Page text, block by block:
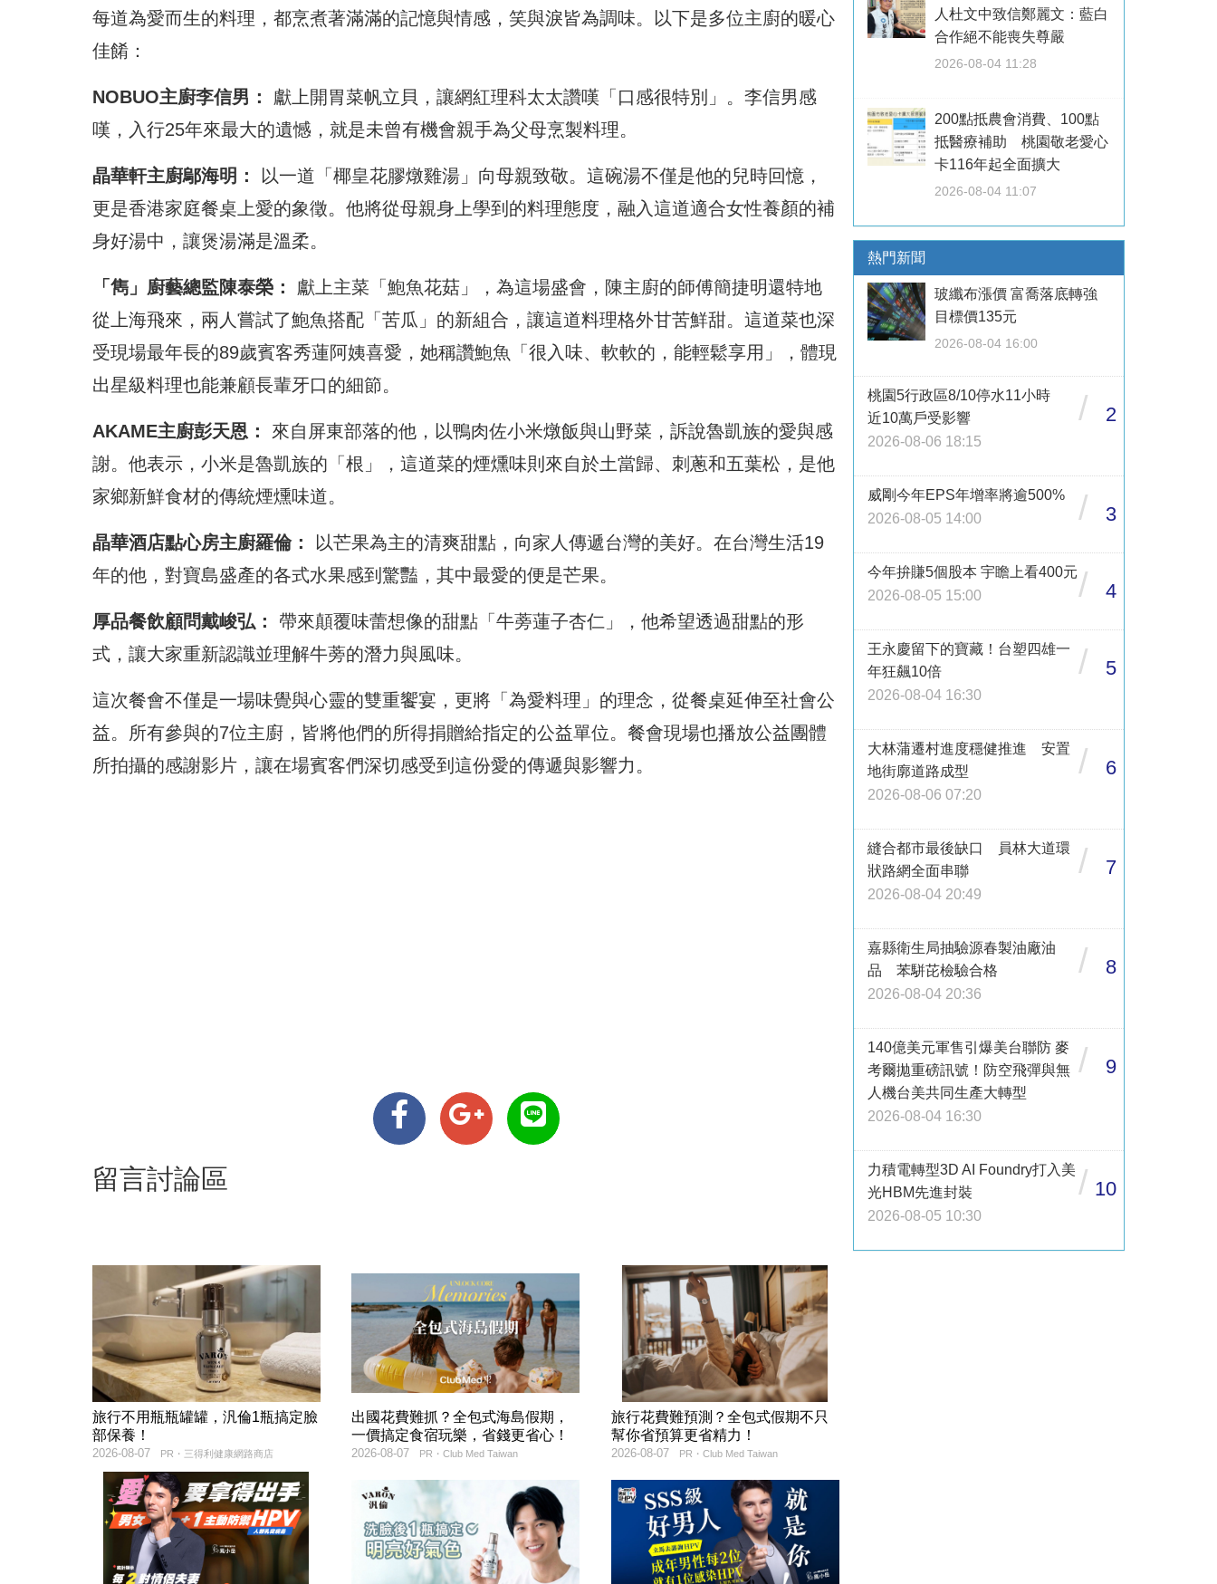
每道為愛而生的料理，都烹煮著滿滿的記憶與情感，笑與淚皆為調味。以下是多位主廚的暖心
佳餚：
NOBUO主廚李信男：
獻上開胃菜帆立貝，讓網紅理科太太讚嘆「口感很特別」。李信男感
嘆，入行25年來最大的遺憾，就是未曾有機會親手為父母烹製料理。
晶華軒主廚鄔海明：
以一道「椰皇花膠燉雞湯」向母親致敬。這碗湯不僅是他的兒時回憶，
更是香港家庭餐桌上愛的象徵。他將從母親身上學到的料理態度，融入這道適合女性養顏的補
身好湯中，讓煲湯滿是溫柔。
「雋」廚藝總監陳泰榮：
獻上主菜「鮑魚花菇」，為這場盛會，陳主廚的師傅簡捷明還特地
從上海飛來，兩人嘗試了鮑魚搭配「苦瓜」的新組合，讓這道料理格外甘苦鮮甜。這道菜也深
受現場最年長的89歲賓客秀蓮阿姨喜愛，她稱讚鮑魚「很入味、軟軟的，能輕鬆享用」，體現
出星級料理也能兼顧長輩牙口的細節。
AKAME主廚彭天恩：
來自屏東部落的他，以鴨肉佐小米燉飯與山野菜，訴說魯凱族的愛與感
謝。他表示，小米是魯凱族的「根」，這道菜的煙燻味則來自於土當歸、刺蔥和五葉松，是他
家鄉新鮮食材的傳統煙燻味道。
晶華酒店點心房主廚羅倫：
以芒果為主的清爽甜點，向家人傳遞台灣的美好。在台灣生活19
年的他，對寶島盛產的各式水果感到驚豔，其中最愛的便是芒果。
厚品餐飲顧問戴峻弘：
帶來顛覆味蕾想像的甜點「牛蒡蓮子杏仁」，他希望透過甜點的形
式，讓大家重新認識並理解牛蒡的潛力與風味。
這次餐會不僅是一場味覺與心靈的雙重饗宴，更將「為愛料理」的理念，從餐桌延伸至社會公
益。所有參與的7位主廚，皆將他們的所得捐贈給指定的公益單位。餐會現場也播放公益團體
所拍攝的感謝影片，讓在場賓客們深切感受到這份愛的傳遞與影響力。
留言討論區
旅行不用瓶瓶罐罐，汎倫1瓶搞定臉
部保養！
PR・三得利健康網路商店
2026-08-07
出國花費難抓？全包式海島假期，
一價搞定食宿玩樂，省錢更省心！
PR・Club Med Taiwan
2026-08-07
旅行花費難預測？全包式假期不只
幫你省預算更省精力！
PR・Club Med Taiwan
2026-08-07
人杜文中致信鄭麗文：藍白
合作絕不能喪失尊嚴
2026-08-04 11:28
200點抵農會消費、100點
抵醫療補助 桃園敬老愛心
卡116年起全面擴大
2026-08-04 11:07
熱門新聞
玻纖布漲價 富喬落底轉強
目標價135元
2026-08-04 16:00
桃園5行政區8/10停水11小時
近10萬戶受影響
2026-08-06 18:15
/ 2
威剛今年EPS年增率將逾500%
2026-08-05 14:00
/ 3
今年拚賺5個股本 宇瞻上看400元
2026-08-05 15:00
/ 4
王永慶留下的寶藏！台塑四雄一
年狂飆10倍
2026-08-04 16:30
/ 5
大林蒲遷村進度穩健推進 安置
地街廓道路成型
2026-08-06 07:20
/ 6
縫合都市最後缺口 員林大道環
狀路網全面串聯
2026-08-04 20:49
/ 7
嘉縣衛生局抽驗源春製油廠油
品 苯駢芘檢驗合格
2026-08-04 20:36
/ 8
140億美元軍售引爆美台聯防 麥
考爾拋重磅訊號！防空飛彈與無
人機台美共同生產大轉型
2026-08-04 16:30
/ 9
力積電轉型3D AI Foundry打入美
光HBM先進封裝
2026-08-05 10:30
/ 10